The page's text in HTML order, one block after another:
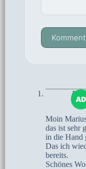
15.
Moin
das ist sehr
in die Hand
Das ich
bereits.
Schönes